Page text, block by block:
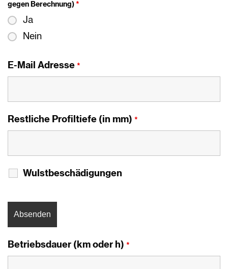
gegen Berechnung) *
Ja
Nein
E-Mail Adresse *
Restliche Profiltiefe (in mm) *
Wulstbeschädigungen
Betriebsdauer (km oder h) *